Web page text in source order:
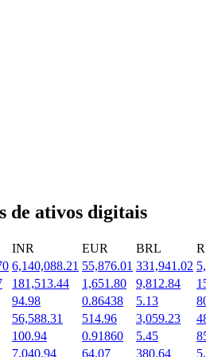
diariamente
de ativos digitais
INR EUR BRL
6,140,088.21 55,876.01 331,941.02
181,513.44 1,651.80 9,812.84
94.98 0.86438 5.13
56,588.31 514.96 3,059.23
100.94 0.91860 5.45
7,040.94 64.07 380.64